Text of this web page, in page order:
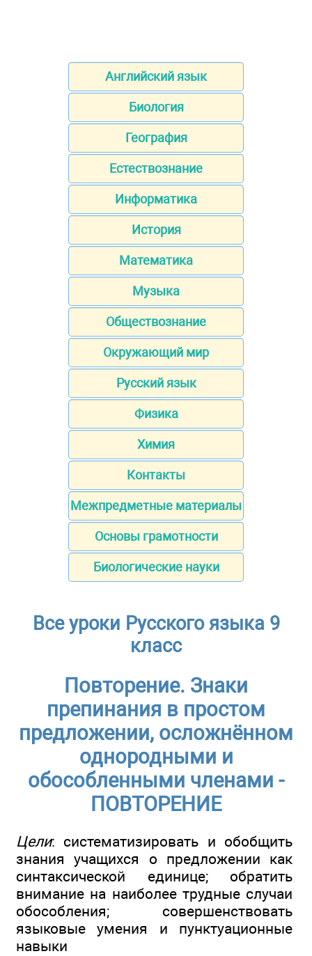
Английский язык
Биология
География
Естествознание
Информатика
История
Математика
Музыка
Обществознание
Окружающий мир
Русский язык
Физика
Химия
Контакты
Межпредметные материалы
Основы грамотности
Биологические науки
Все уроки Русского языка 9
класс
Повторение. Знаки
препинания в простом
предложении, осложнённом
однородными и
обособленными членами -
ПОВТОРЕНИЕ
Цели: систематизировать и обобщить
знания учащихся о предложении как
синтаксической единице; обратить
внимание на наиболее трудные случаи
обособления; совершенствовать
языковые умения и пунктуационные
навыки